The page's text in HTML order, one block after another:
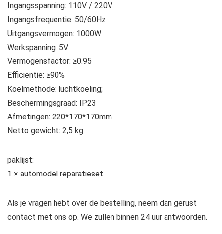
Ingangsspanning: 110V / 220V
Ingangsfrequentie: 50/60Hz
Uitgangsvermogen: 1000W
Werkspanning: 5V
Vermogensfactor: ≥0.95
Efficiëntie: ≥90%
Koelmethode: luchtkoeling;
Beschermingsgraad: IP23
Afmetingen: 220*170*170mm
Netto gewicht: 2,5 kg
paklijst:
1 × automodel reparatieset
Als je vragen hebt over de bestelling, neem dan gerust
contact met ons op. We zullen binnen 24 uur antwoorden.